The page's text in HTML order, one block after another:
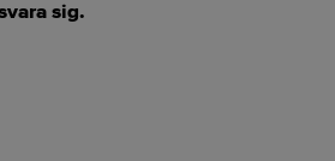
sig.